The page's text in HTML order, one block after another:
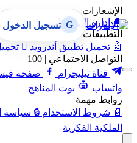
الإشعارات
🔔 إدارة الإشعارات
التطبيقات
🤖 تحميل تطبيق أندرويد 
التواصل الاجتماعي | 100
قناة تيليجرام
صفحة
واتساب
بوت المناهج
روابط مهمة
📄 شروط الاستخدام 🔒 سياسة
الملكية الفكرية
G تسجيل الدخول